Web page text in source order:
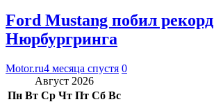
Ford Mustang побил рекорд
Нюрбургринга
Motor.ru4 месяца спустя 0
Август 2026
Пн Вт Ср Чт Пт Сб Вс